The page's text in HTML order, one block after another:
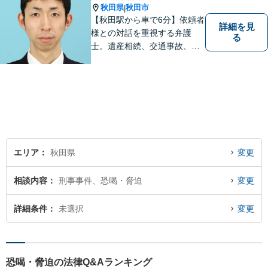
秋田県|秋田市
【秋田駅から車で6分】依頼者
様との対話を重視する弁護
士。遺産相続、交通事故、離
詳細を見
る
エリア 秋田県 変更
相談内容 刑事事件、恐喝・脅迫 変更
詳細条件 未選択 変更
恐喝・脅迫の法律Q&Aランキング